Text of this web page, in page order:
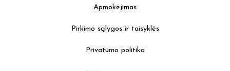
Apmokėjimas
Pirkimo sąlygos ir taisyklės
Privatumo politika